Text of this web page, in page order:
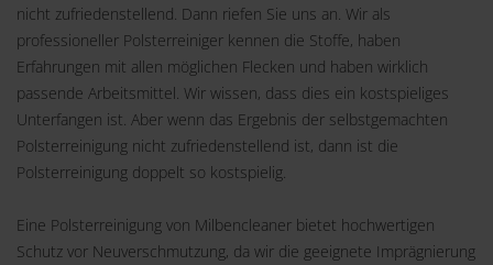
nicht zufriedenstellend. Dann riefen Sie uns an. Wir als
professioneller Polsterreiniger kennen die Stoffe, haben
Erfahrungen mit allen möglichen Flecken und haben wirklich
passende Arbeitsmittel. Wir wissen, dass dies ein kostspieliges
Unterfangen ist. Aber wenn das Ergebnis der selbstgemachten
Polsterreinigung nicht zufriedenstellend ist, dann ist die
Polsterreinigung doppelt so kostspielig.
Eine Polsterreinigung von Milbencleaner bietet hochwertigen
Schutz vor Neuverschmutzung, da wir die geeignete Imprägnierung